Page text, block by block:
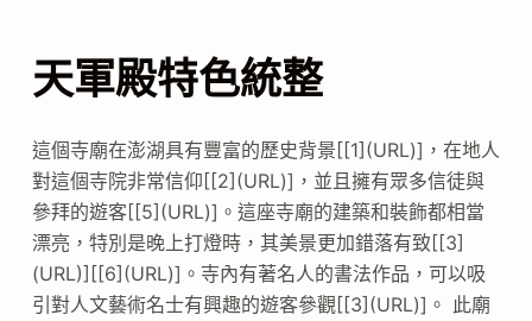
天軍殿特色統整
這個寺廟在澎湖具有豐富的歷史背景[[1](URL)]，在地人
對這個寺院非常信仰[[2](URL)]，並且擁有眾多信徒與
參拜的遊客[[5](URL)]。這座寺廟的建築和裝飾都相當
漂亮，特別是晚上打燈時，其美景更加錯落有致[[3]
(URL)][[6](URL)]。寺內有著名人的書法作品，可以吸
引對人文藝術名士有興趣的遊客參觀[[3](URL)]。 此廟